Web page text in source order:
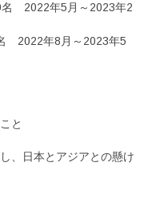
年5月～2023年2
年8月～2023年5
と
、日本とアジアとの懸け